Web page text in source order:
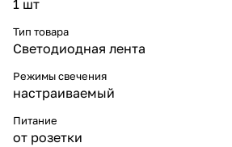
1 шт
Тип товара
Светодиодная лента
Режимы свечения
настраиваемый
Питание
от розетки